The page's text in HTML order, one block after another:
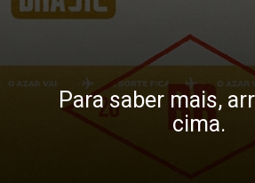
Para saber mais,
cima.